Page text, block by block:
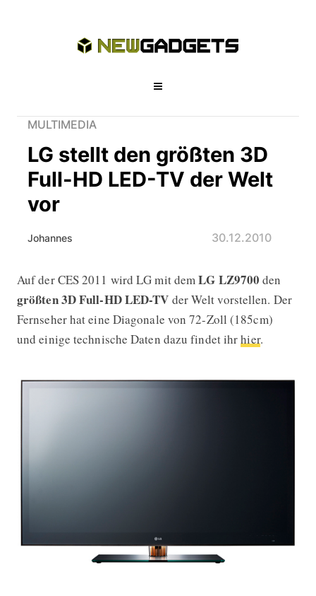
MULTIMEDIA
LG stellt den größten 3D
Full-HD LED-TV der Welt
vor
Johannes 30.12.2010
LG stellt den größten 3D Full-HD
Auf der CES 2011 wird LG mit demLG LZ9700 den
größten 3D Full-HD LED-TV der Welt vorstellen. Der
Fernseher hat eine Diagonale von 72-Zoll (185cm)
und einige technische Daten dazu findet ihrhier.